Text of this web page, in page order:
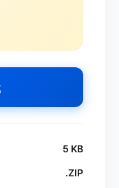
5 KB
.ZIP